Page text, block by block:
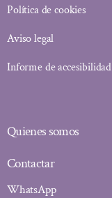
Política de cookies
Aviso legal
Informe de accesibilidad
Quienes somos
Contactar
WhatsApp